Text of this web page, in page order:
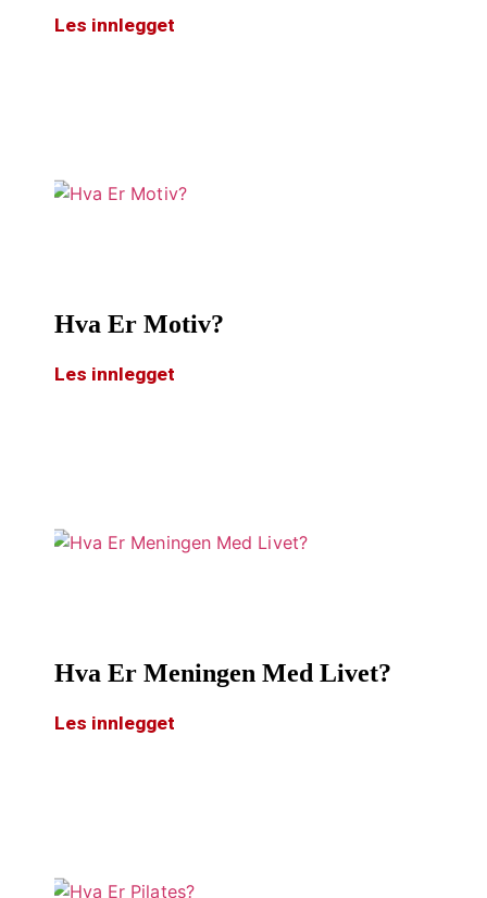
Les innlegget
Hva Er Motiv?
Les innlegget
Hva Er Meningen Med Livet?
Les innlegget